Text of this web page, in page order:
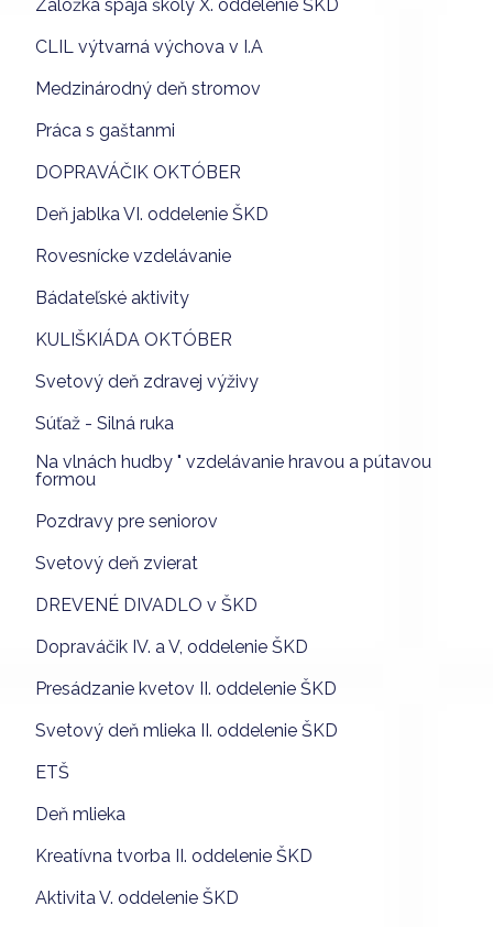
Záložka spája školy X. oddelenie ŠKD
CLIL výtvarná výchova v I.A
Medzinárodný deň stromov
Práca s gaštanmi
DOPRAVÁČIK OKTÓBER
Deň jablka VI. oddelenie ŠKD
Rovesnícke vzdelávanie
Bádateľské aktivity
KULIŠKIÁDA OKTÓBER
Svetový deň zdravej výživy
Súťaž - Silná ruka
Na vlnách hudby " vzdelávanie hravou a pútavou
formou
Pozdravy pre seniorov
Svetový deň zvierat
DREVENÉ DIVADLO v ŠKD
Dopraváčik IV. a V, oddelenie ŠKD
Presádzanie kvetov II. oddelenie ŠKD
Svetový deň mlieka II. oddelenie ŠKD
ETŠ
Deň mlieka
Kreatívna tvorba II. oddelenie ŠKD
Aktivita V. oddelenie ŠKD